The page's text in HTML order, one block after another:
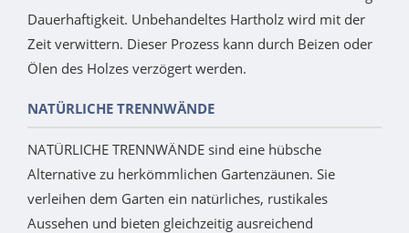
Dauerhaftigkeit. Unbehandeltes Hartholz wird mit der
Zeit verwittern. Dieser Prozess kann durch Beizen oder
Ölen des Holzes verzögert werden.
NATÜRLICHE TRENNWÄNDE
NATÜRLICHE TRENNWÄNDE sind eine hübsche
Alternative zu herkömmlichen Gartenzäunen. Sie
verleihen dem Garten ein natürliches, rustikales
Aussehen und bieten gleichzeitig ausreichend